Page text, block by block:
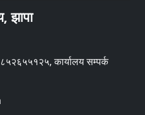
झापा
कार्यालय सम्पर्क